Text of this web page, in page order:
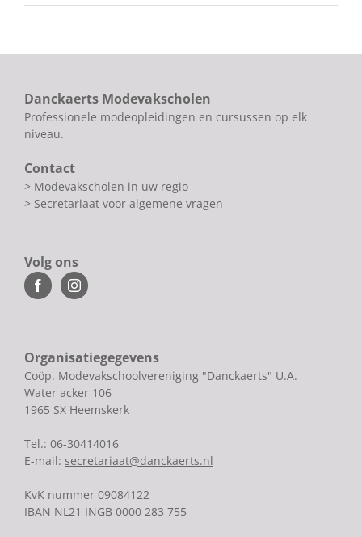
Danckaerts Modevakscholen
Professionele modeopleidingen en cursussen op elk
niveau.
Contact
> Modevakscholen in uw regio
> Secretariaat voor algemene vragen
Volg ons
Organisatiegegevens
Coöp. Modevakschoolvereniging "Danckaerts" U.A.
Water acker 106
1965 SX Heemskerk
Tel.: 06-30414016
E-mail: secretariaat@danckaerts.nl
KvK nummer 09084122
IBAN NL21 INGB 0000 283 755